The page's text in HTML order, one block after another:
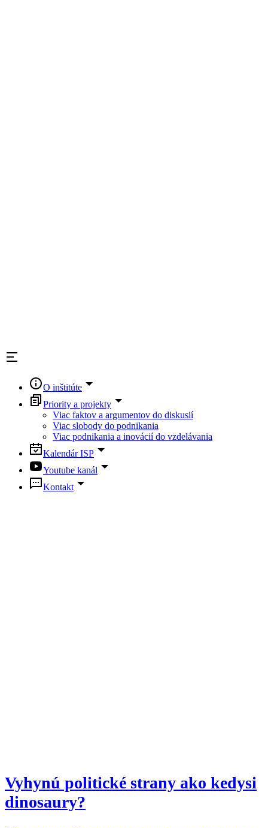
O inštitúte
Priority a projekty
Viac faktov a argumentov do diskusií
Viac slobody do podnikania
Viac podnikania a inovácií do vzdelávania
Kalendár ISP
Youtube kanál
Kontakt
Vyhynú politické strany ako kedysi
dinosaury?